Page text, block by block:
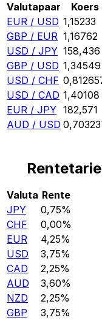
Valutapaar Koers
EUR / USD 1,15233
GBP / EUR 1,16762
USD / JPY 158,436
GBP / USD 1,34549
USD / CHF
USD / CAD 1,40108
EUR / JPY 182,571
AUD / USD
Valuta Rente
JPY
0,75%
CHF
0,00%
EUR
4,25%
USD
3,75%
CAD
2,25%
AUD
3,60%
NZD
2,25%
GBP
3,75%